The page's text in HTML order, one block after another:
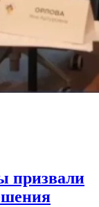
призвали